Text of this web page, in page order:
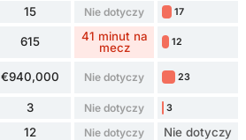
15 Nie dotyczy 17
615
41 minut na
mecz
12
€940,000 Nie dotyczy 23
3 Nie dotyczy 3
12 Nie dotyczy Nie dotyczy